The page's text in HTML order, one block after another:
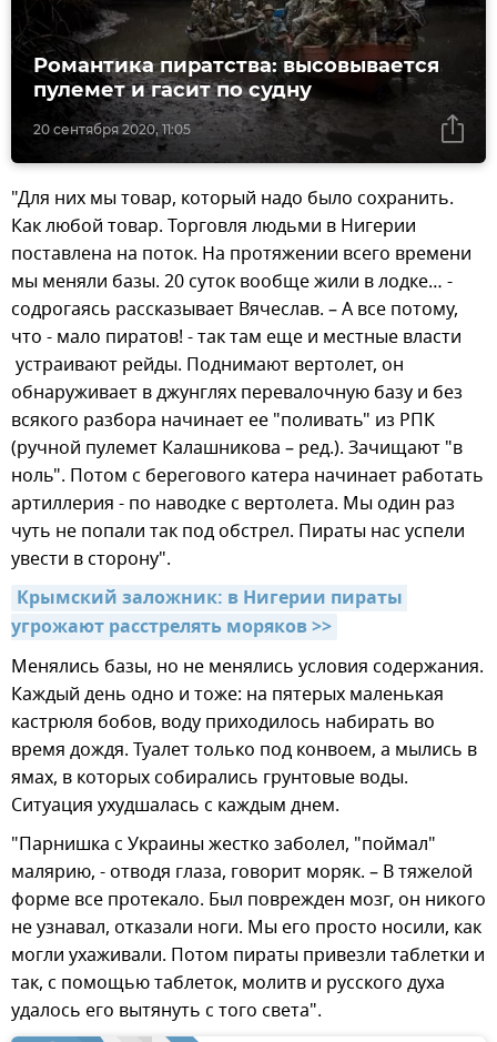
20 сентября 2020, 11:05
Романтика пиратства: высовывается
пулемет и гасит по судну
"Для них мы товар, который надо было сохранить.
Как любой товар. Торговля людьми в Нигерии
поставлена на поток. На протяжении всего времени
мы меняли базы. 20 суток вообще жили в лодке… -
содрогаясь рассказывает Вячеслав. – А все потому,
что - мало пиратов! - так там еще и местные власти
устраивают рейды. Поднимают вертолет, он
обнаруживает в джунглях перевалочную базу и без
всякого разбора начинает ее "поливать" из РПК
(ручной пулемет Калашникова – ред.). Зачищают "в
ноль". Потом с берегового катера начинает работать
артиллерия - по наводке с вертолета. Мы один раз
чуть не попали так под обстрел. Пираты нас успели
увести в сторону".
Крымский заложник: в Нигерии пираты
угрожают расстрелять моряков >>
Менялись базы, но не менялись условия содержания.
Каждый день одно и тоже: на пятерых маленькая
кастрюля бобов, воду приходилось набирать во
время дождя. Туалет только под конвоем, а мылись в
ямах, в которых собирались грунтовые воды.
Ситуация ухудшалась с каждым днем.
"Парнишка с Украины жестко заболел, "поймал"
малярию, - отводя глаза, говорит моряк. – В тяжелой
форме все протекало. Был поврежден мозг, он никого
не узнавал, отказали ноги. Мы его просто носили, как
могли ухаживали. Потом пираты привезли таблетки и
так, с помощью таблеток, молитв и русского духа
удалось его вытянуть с того света".